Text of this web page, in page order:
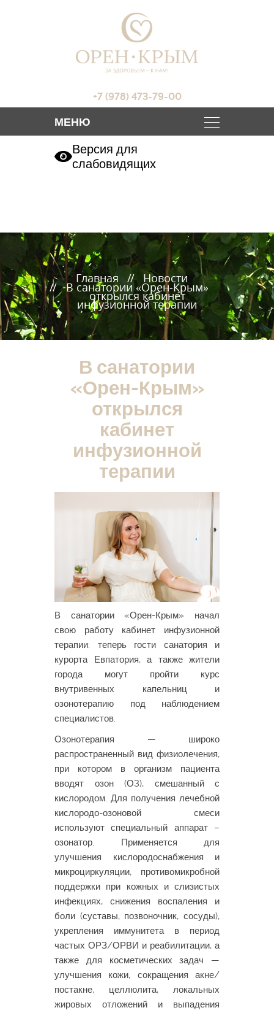
+7 (978) 473-79-00
Версия для
слабовидящих
Главная Новости
В санатории «Орен-Крым»
открылся кабинет
инфузионной терапии
В санатории
«Орен-Крым»
открылся
кабинет
инфузионной
терапии
В санатории «Орен-Крым» начал
свою работу кабинет инфузионной
терапии: теперь гости санатория и
курорта Евпатория, а также жители
города могут пройти курс
внутривенных капельниц и
озонотерапию под наблюдением
специалистов.
Озонотерапия — широко
распространенный вид физиолечения,
при котором в организм пациента
вводят озон (О3), смешанный с
кислородом. Для получения лечебной
кислородо-озоновой смеси
используют специальный аппарат –
озонатор. Применяется для
улучшения кислородоснабжения и
микроциркуляции, противомикробной
поддержки при кожных и слизистых
инфекциях, снижения воспаления и
боли (суставы, позвоночник, сосуды),
укрепления иммунитета в период
частых ОРЗ/ОРВИ и реабилитации, а
также для косметических задач —
улучшения кожи, сокращения акне/
постакне, целлюлита, локальных
жировых отложений и выпадения